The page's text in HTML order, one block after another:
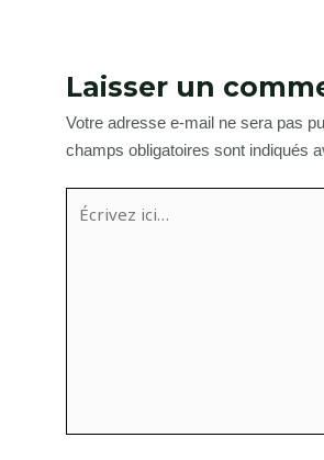
Laisser un
Votre adresse e-mail ne sera pas
champs obligatoires sont indiqués